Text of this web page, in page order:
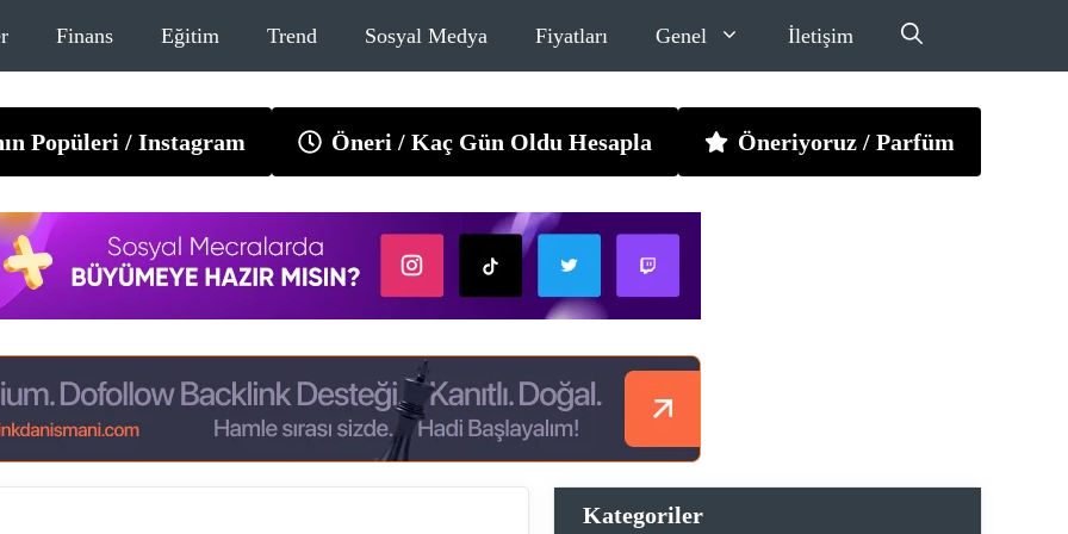
Finans Eğitim Trend Sosyal Medya Fiyatları Genel İletişim
Popüleri / Instagram Öneri / Kaç Gün Oldu Hesapla Öneriyoruz / Parfüm
Kategoriler